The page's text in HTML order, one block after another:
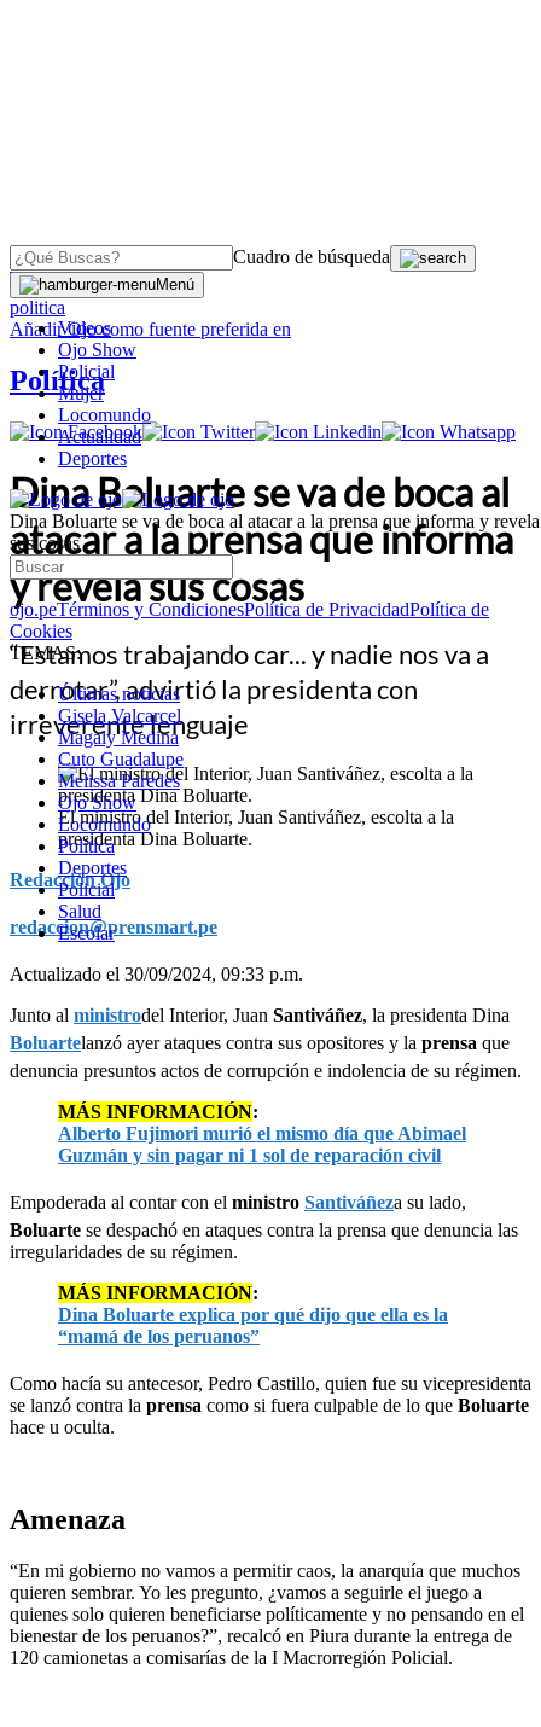
Cuadro de búsqueda
Menú
Videos
Ojo Show
Policial
Mujer
Locomundo
Actualidad
Deportes
Dina Boluarte se va de boca al atacar a la prensa que informa y revela
sus cosas
ojo.peTérminos y CondicionesPolítica de PrivacidadPolítica de
Cookies
TEMAS:
Últimas noticias
Gisela Valcarcel
Magaly Medina
Cuto Guadalupe
Melissa Paredes
Ojo Show
Locomundo
Política
Deportes
Policial
Salud
Escolar
OJO
politica
AñadirOjocomo fuente preferida en
Política
Dina Boluarte se va de boca al
atacar a la prensa que informa
y revela sus cosas
“Estamos trabajando car... y nadie nos va a
derrotar”, advirtió la presidenta con
irreverente lenguaje
El ministro del Interior, Juan Santiváñez, escolta a la
presidenta Dina Boluarte.
Redacción Ojo
redaccion@prensmart.pe
Actualizado el 30/09/2024, 09:33 p.m.
Junto al ministrodel Interior, Juan Santiváñez, la presidenta Dina
Boluartelanzó ayer ataques contra sus opositores y la prensa que
denuncia presuntos actos de corrupción e indolencia de su régimen.
MÁS INFORMACIÓN:
Alberto Fujimori murió el mismo día que Abimael
Guzmán y sin pagar ni 1 sol de reparación civil
Empoderada al contar con el ministro Santiváñeza su lado,
Boluarte se despachó en ataques contra la prensa que denuncia las
irregularidades de su régimen.
MÁS INFORMACIÓN:
Dina Boluarte explica por qué dijo que ella es la
“mamá de los peruanos”
Como hacía su antecesor, Pedro Castillo, quien fue su vicepresidenta
se lanzó contra la prensa como si fuera culpable de lo que Boluarte
hace u oculta.
Amenaza
“En mi gobierno no vamos a permitir caos, la anarquía que muchos
quieren sembrar. Yo les pregunto, ¿vamos a seguirle el juego a
quienes solo quieren beneficiarse políticamente y no pensando en el
bienestar de los peruanos?”, recalcó en Piura durante la entrega de
120 camionetas a comisarías de la I Macrorregión Policial.